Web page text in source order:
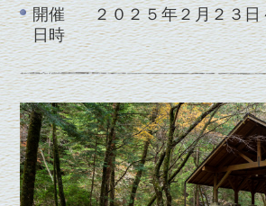
開催
日時
２０２５年２月２３